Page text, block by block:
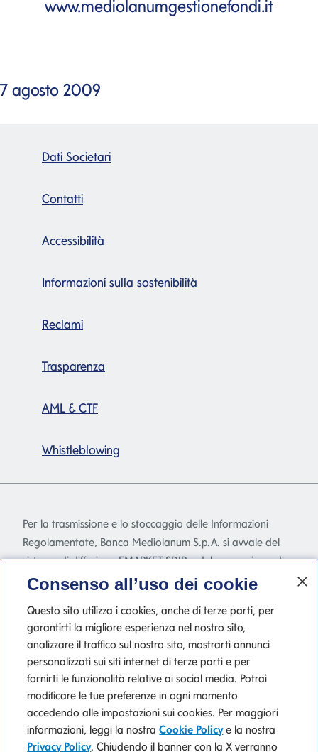
www.mediolanumgestionefondi.it
7 agosto 2009
Dati Societari
Contatti
Accessibilità
Informazioni sulla sostenibilità
Reclami
Trasparenza
AML & CTF
Whistleblowing
Per la trasmissione e lo stoccaggio delle Informazioni
Regolamentate, Banca Mediolanum S.p.A. si avvale del
sistema di diffusione EMARKET SDIR e del meccanismo di
stoccaggio EMARKET Storage disponibile
Teleborsa S.r.l. - con sede Piazza di Priscilla, 4 - Roma - a
seguito dell'autorizzazione e delle delibere CONSOB n.
22517 e 22518 del 23 novembre 2022.
P. IVA 10540610960 del Gruppo IVA Banca Mediolanum
Consenso all’uso dei cookie
Questo sito utilizza i cookies, anche di terze parti, per
garantirti la migliore esperienza nel nostro sito,
analizzare il traffico sul nostro sito, mostrarti annunci
personalizzati sui siti internet di terze parti e per
fornirti le funzionalità relative ai social media. Potrai
modificare le tue preferenze in ogni momento
accedendo alle impostazioni sui cookies. Per maggiori
informazioni, leggi la nostraCookie Policye la nostra
Privacy Policy. Chiudendo il banner con la X verranno